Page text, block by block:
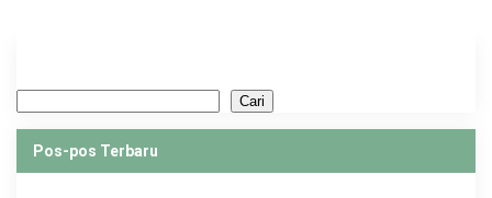
Cari
Pos-pos Terbaru